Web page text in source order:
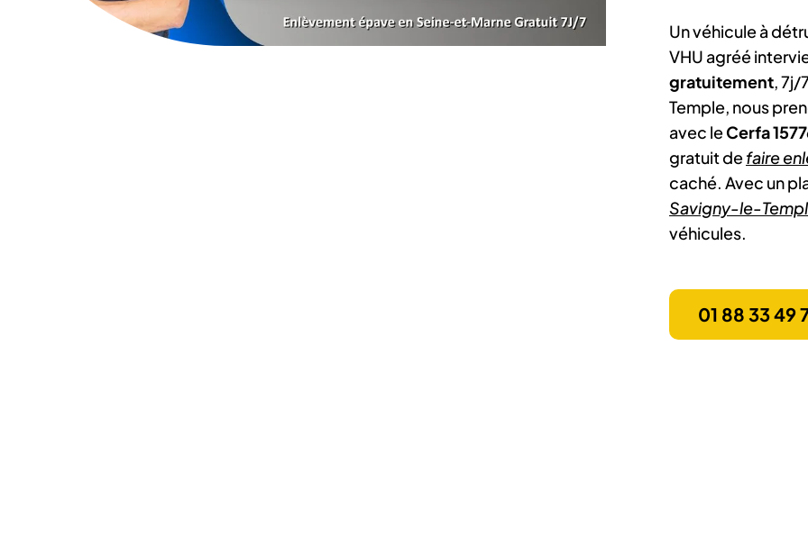
Un véhicule à
VHU agréé
gratuitement, 7j/
Temple, nous
avec leCerfa
gratuit defaire
caché. Avec un
Savigny-le-
véhicules.
01 88 33 49